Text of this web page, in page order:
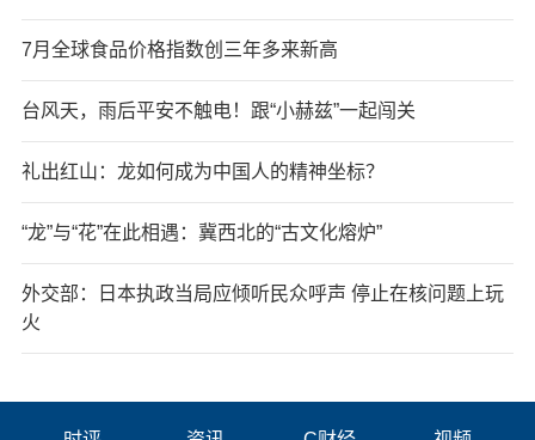
7月全球食品价格指数创三年多来新高
台风天，雨后平安不触电！跟“小赫兹”一起闯关
礼出红山：龙如何成为中国人的精神坐标？
“龙”与“花”在此相遇：冀西北的“古文化熔炉”
外交部：日本执政当局应倾听民众呼声 停止在核问题上玩
火